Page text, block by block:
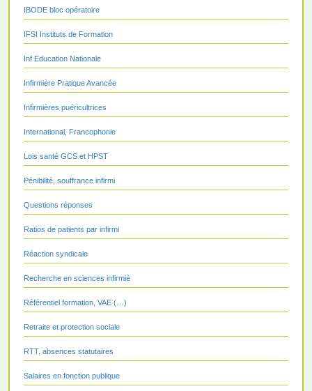
IBODE bloc opératoire
IFSI Instituts de Formation
Inf Education Nationale
Infirmière Pratique Avancée
Infirmières puéricultrices
International, Francophonie
Lois santé GCS et HPST
Pénibilité, souffrance infirmi
Questions réponses
Ratios de patients par infirmi
Réaction syndicale
Recherche en sciences infirmiè
Référentiel formation, VAE (…)
Retraite et protection sociale
RTT, absences statutaires
Salaires en fonction publique